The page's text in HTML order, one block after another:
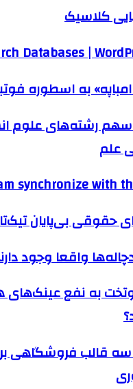
کلاسیک
Databases |
به اسطوره
رشته‌های علوم
علم
synchronize with
حقوقی بی‌پایان
واقعا وجود
به نفع
قالب فروشگاهی